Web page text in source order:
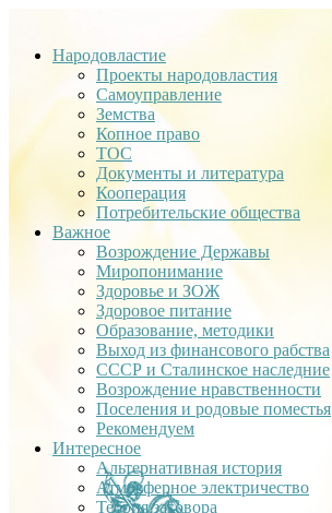
Народовластие
Проекты народовластия
Самоуправление
Земства
Копное право
ТОС
Документы и литература
Кооперация
Потребительские общества
Важное
Возрождение Державы
Миропонимание
Здоровье и ЗОЖ
Здоровое питание
Образование, методики
Выход из финансового рабства
СССР и Сталинское наследние
Возрождение нравственности
Поселения и родовые поместья
Рекомендуем
Интересное
Альтернативная история
Атмосферное электричество
Теория заговора